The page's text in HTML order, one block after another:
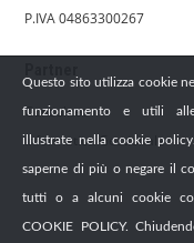
P.IVA 04863300267
Consulnet
Informatica Gestionale
Questo sito utilizza cookie
funzionamento e utili
illustrate nella cookie
saperne di più o negare il
tutti o a alcuni cookie
COOKIE POLICY.